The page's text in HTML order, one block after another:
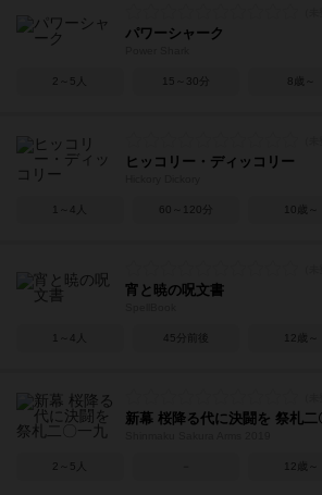
パワーシャーク
2～5人 15～30分 8歳～
ヒッコリー・ディッコリー
1～4人 60～120分 10歳～
宵と暁の呪文書
1～4人 45分前後 12歳～
新幕 桜降る代に決闘を 祭札二
2～5人 12歳～